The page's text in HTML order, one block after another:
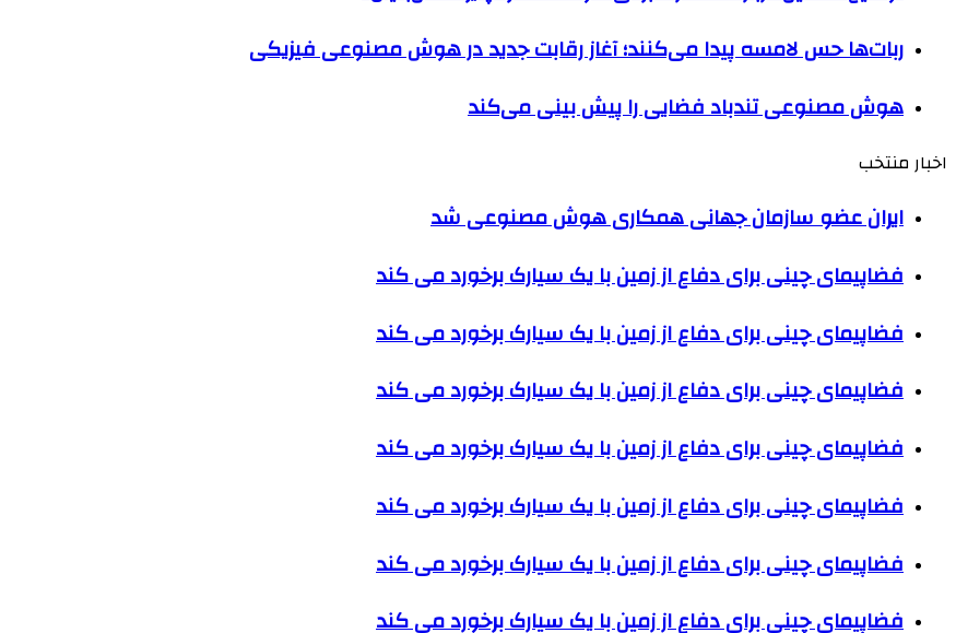
ربات‌ها حس لامسه پیدا می‌کنند؛ آغاز رقابت جدید در هوش مصنوعی فیزیکی
هوش مصنوعی تندباد فضایی را پیش بینی می‌کند
اخبار منتخب
ایران عضو سازمان جهانی همکاری هوش مصنوعی شد
فضاپیمای چینی برای دفاع از زمین با یک سیارک برخورد می کند
فضاپیمای چینی برای دفاع از زمین با یک سیارک برخورد می کند
فضاپیمای چینی برای دفاع از زمین با یک سیارک برخورد می کند
فضاپیمای چینی برای دفاع از زمین با یک سیارک برخورد می کند
فضاپیمای چینی برای دفاع از زمین با یک سیارک برخورد می کند
فضاپیمای چینی برای دفاع از زمین با یک سیارک برخورد می کند
فضاپیمای چینی برای دفاع از زمین با یک سیارک برخورد می کند